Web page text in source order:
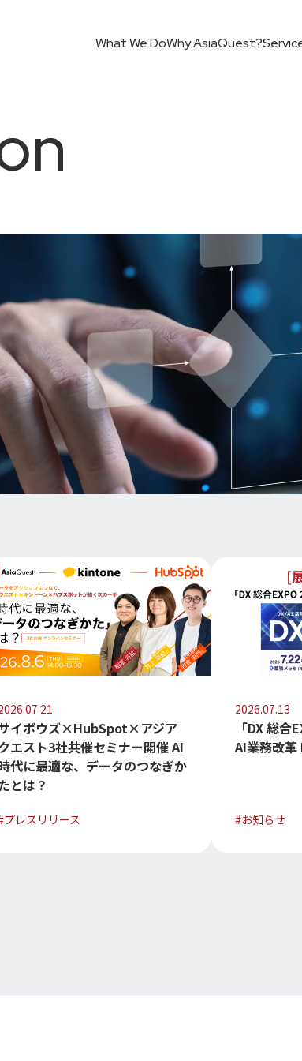
What We DoWhy AsiaQuest?
イボウズ×HubSpot×アジア
エスト3社共催セミナー開催 AI
代に最適な、データのつなぎか
とは？
プレスリリース
2026.07.13
「DX 総合
AI業務改革
#お知らせ